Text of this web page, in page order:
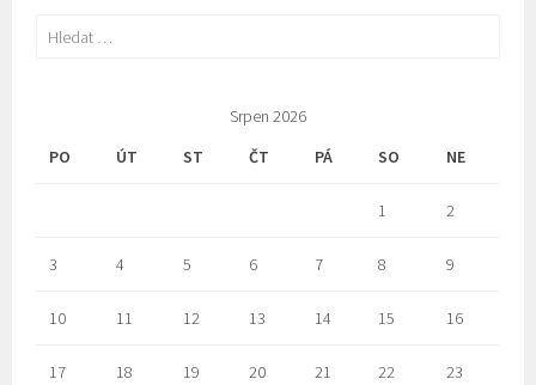
Vyhledávání
Srpen 2026
PO
ÚT ST ČT PÁ SO NE
1 2
3 4 5 6 7 8 9
10 11 12 13 14 15 16
17 18 19 20 21 22 23